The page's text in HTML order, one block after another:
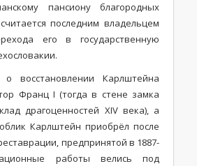
пансиону благородных
последним владельцем
его в государственную
восстановлении Карлштейна
Франц I (тогда в стене замка
драгоценностей XIV века), а
Карлштейн приобрёл после
предпринятой в 1887-
работы велись под